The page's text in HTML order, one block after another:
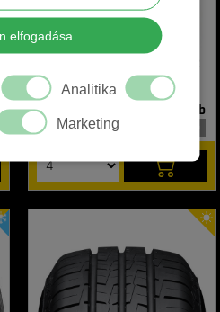
13 500 Ft/ db
raktáron
elfogadása
Analitika
Marketing